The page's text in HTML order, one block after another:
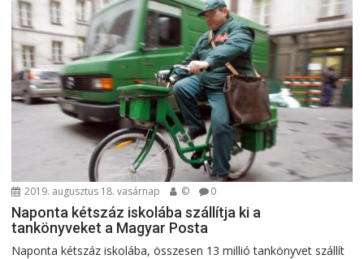
2019. augusztus 18. vasárnap © 0
Naponta kétszáz iskolába szállítja ki a
tankönyveket a Magyar Posta
Naponta kétszáz iskolába, összesen 13 millió tankönyvet szállít